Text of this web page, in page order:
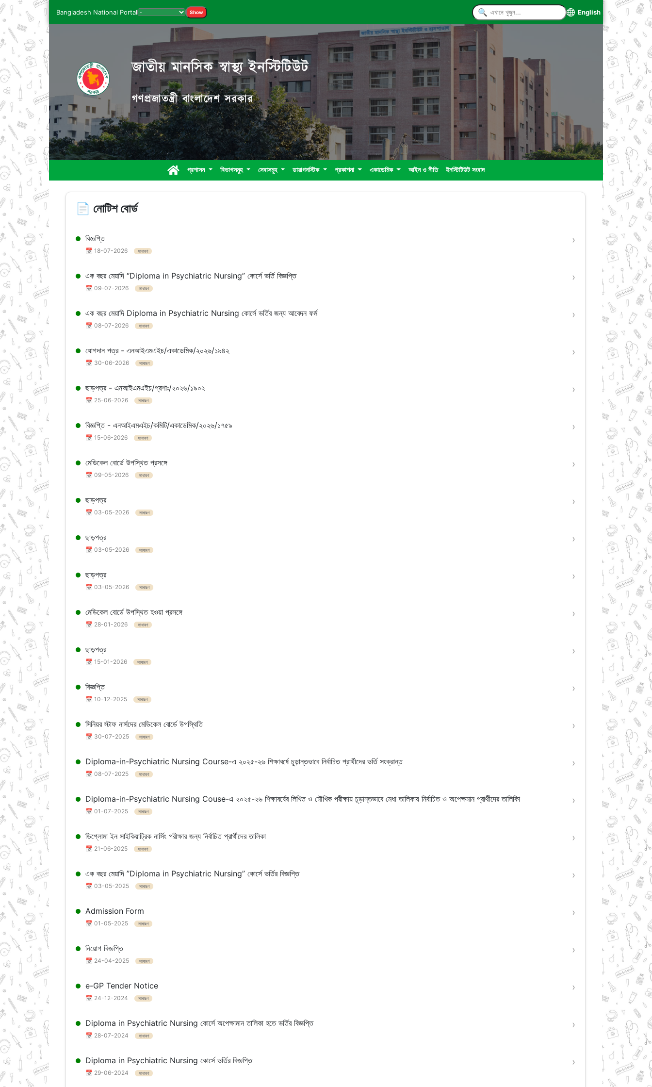
Bangladesh National Portal Show English
জাতীয় মানসিক স্বাস্থ্য ইনস্টিটিউট
গণপ্রজাতন্ত্রী বাংলাদেশ সরকার
প্রশাসন বিভাগসমুহ সেবাসমুহ ডায়াগনস্টিক প্রকাশনা একাডেমিক আইন ও নীতি ইনস্টিটিউট সংবাদ
📄 নোটিশ বোর্ড
বিজ্ঞপ্তি
📅 18-07-2026 সাধারণ
›
এক বছর মেয়াদি “Diploma in Psychiatric Nursing” কোর্সে ভর্তি বিজ্ঞপ্তি
📅 09-07-2026 সাধারণ
›
এক বছর মেয়াদি Diploma in Psychiatric Nursing কোর্সে ভর্তির জন্য আবেদন ফর্ম
📅 08-07-2026 সাধারণ
›
যোগদান পত্র - এনআইএমএইচ/একাডেমিক/২০২৬/১৯৪২
📅 30-06-2026 সাধারণ
›
ছাড়পত্র - এনআইএমএইচ/প্রশাঃ/২০২৬/১৯০২
📅 25-06-2026 সাধারণ
›
বিজ্ঞপ্তি - এনআইএমএইচ/কমিটি/একাডেমিক/২০২৬/১৭৫৯
📅 15-06-2026 সাধারণ
›
মেডিকেল বোর্ডে উপস্থিত প্রসঙ্গে
📅 09-05-2026 সাধারণ
›
ছাড়পত্র
📅 03-05-2026 সাধারণ
›
ছাড়পত্র
📅 03-05-2026 সাধারণ
›
ছাড়পত্র
📅 03-05-2026 সাধারণ
›
মেডিকেল বোর্ডে উপস্থিত হওয়া প্রসঙ্গে
📅 28-01-2026 সাধারণ
›
ছাড়পত্র
📅 15-01-2026 সাধারণ
›
বিজ্ঞপ্তি
📅 10-12-2025 সাধারণ
›
সিনিয়র স্টাফ নার্সদের মেডিকেল বোর্ডে উপস্থিতি
📅 30-07-2025 সাধারণ
›
Diploma-in-Psychiatric Nursing Course-এ ২০২৫-২৬ শিক্ষাবর্ষে চূড়ান্তভাবে নির্বাচিত প্রার্থীদের ভর্তি সংক্রান্ত
📅 08-07-2025 সাধারণ
›
Diploma-in-Psychiatric Nursing Couse-এ ২০২৫-২৬ শিক্ষাবর্ষের লিখিত ও মৌখিক পরীক্ষায় চূড়ান্তভাবে মেধা তালিকায় নির্বাচিত ও অপেক্ষমান প্রার্থীদের তালিকাি
📅 01-07-2025 সাধারণ
›
ডিপ্লোমা ইন সাইকিয়াট্রিক নার্সিং পরীক্ষার জন্য নির্বাচিত প্রার্থীদের তালিকা
📅 21-06-2025 সাধারণ
›
এক বছর মেয়াদি ”Diploma in Psychiatric Nursing” কোর্সে ভর্তির বিজ্ঞপ্তি
📅 03-05-2025 সাধারণ
›
Admission Form
📅 01-05-2025 সাধারণ
›
নিয়োগ বিজ্ঞপ্তি
📅 24-04-2025 সাধারণ
›
e-GP Tender Notice
📅 24-12-2024 সাধারণ
›
Diploma in Psychiatric Nursing কোর্সে অপেক্ষামান তালিকা হতে ভর্তির বিজ্ঞপ্তি
📅 28-07-2024 সাধারণ
›
Diploma in Psychiatric Nursing কোর্সে ভর্তির বিজ্ঞপ্তি
📅 29-06-2024 সাধারণ
›